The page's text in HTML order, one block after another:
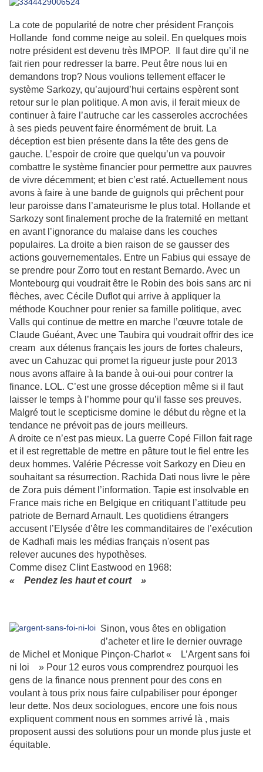
La cote de popularité de notre cher président François
Hollande fond comme neige au soleil. En quelques mois
notre président est devenu très IMPOP. Il faut dire qu’il ne
fait rien pour redresser la barre. Peut être nous lui en
demandons trop? Nous voulions tellement effacer le
système Sarkozy, qu’aujourd’hui certains espèrent sont
retour sur le plan politique. A mon avis, il ferait mieux de
continuer à faire l’autruche car les casseroles accrochées
à ses pieds peuvent faire énormément de bruit. La
déception est bien présente dans la tête des gens de
gauche. L’espoir de croire que quelqu’un va pouvoir
combattre le système financier pour permettre aux pauvres
de vivre décemment; et bien c’est raté. Actuellement nous
avons à faire à une bande de guignols qui prêchent pour
leur paroisse dans l’amateurisme le plus total. Hollande et
Sarkozy sont finalement proche de la fraternité en mettant
en avant l’ignorance du malaise dans les couches
populaires. La droite a bien raison de se gausser des
actions gouvernementales. Entre un Fabius qui essaye de
se prendre pour Zorro tout en restant Bernardo. Avec un
Montebourg qui voudrait être le Robin des bois sans arc ni
flèches, avec Cécile Duflot qui arrive à appliquer la
méthode Kouchner pour renier sa famille politique, avec
Valls qui continue de mettre en marche l’œuvre totale de
Claude Guéant, Avec une Taubira qui voudrait offrir des ice
cream aux détenus français les jours de fortes chaleurs,
avec un Cahuzac qui promet la rigueur juste pour 2013
nous avons affaire à la bande à oui-oui pour contrer la
finance. LOL. C’est une grosse déception même si il faut
laisser le temps à l’homme pour qu’il fasse ses preuves.
Malgré tout le scepticisme domine le début du règne et la
tendance ne prévoit pas de jours meilleurs.
A droite ce n’est pas mieux. La guerre Copé Fillon fait rage
et il est regrettable de mettre en pâture tout le fiel entre les
deux hommes. Valérie Pécresse voit Sarkozy en Dieu en
souhaitant sa résurrection. Rachida Dati nous livre le père
de Zora puis dément l’information. Tapie est insolvable en
France mais riche en Belgique en critiquant l’attitude peu
patriote de Bernard Arnault. Les quotidiens étrangers
accusent l’Elysée d’être les commanditaires de l’exécution
de Kadhafi mais les médias français n'osent pas
relever aucunes des hypothèses.
Comme disez Clint Eastwood en 1968:
« Pendez les haut et court »
Sinon, vous êtes en obligation
d’acheter et lire le dernier ouvrage
de Michel et Monique Pinçon-Charlot « L’Argent sans foi
ni loi » Pour 12 euros vous comprendrez pourquoi les
gens de la finance nous prennent pour des cons en
voulant à tous prix nous faire culpabiliser pour éponger
leur dette. Nos deux sociologues, encore une fois nous
expliquent comment nous en sommes arrivé là , mais
proposent aussi des solutions pour un monde plus juste et
équitable.